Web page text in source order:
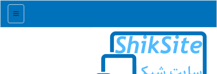
منو